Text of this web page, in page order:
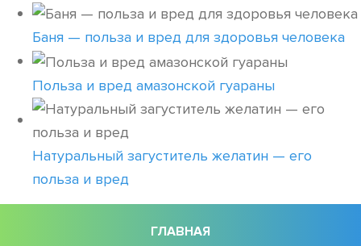
Баня — польза и вред для здоровья человека
Польза и вред амазонской гуараны
Натуральный загуститель желатин — его
польза и вред
ГЛАВНАЯ